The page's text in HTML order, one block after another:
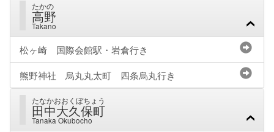
たかの
高野
Takano
松ヶ崎 国際会館駅・岩倉行き
熊野神社 烏丸丸太町 四条烏丸行き
たなかおおくぼちょう
田中大久保町
Tanaka Okubocho